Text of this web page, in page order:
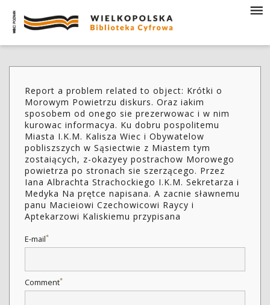
Report a problem related to object: Krótki o
Morowym Powietrzu diskurs. Oraz iakim
sposobem od onego sie prezerwowac i w nim
kurowac informacya. Ku dobru pospolitemu
Miasta I.K.M. Kalisza Wiec i Obywatelow
pobliszszych w Sąsiectwie z Miastem tym
zostaiących, z-okazyey postrachow Morowego
powietrza po stronach sie szerzącego. Przez
Iana Albrachta Strachockiego I.K.M. Sekretarza i
Medyka Na prętce napisana. A zacnie sławnemu
panu Macieiowi Czechowicowi Raycy i
Aptekarzowi Kaliskiemu przypisana
E-mail*
Comment*